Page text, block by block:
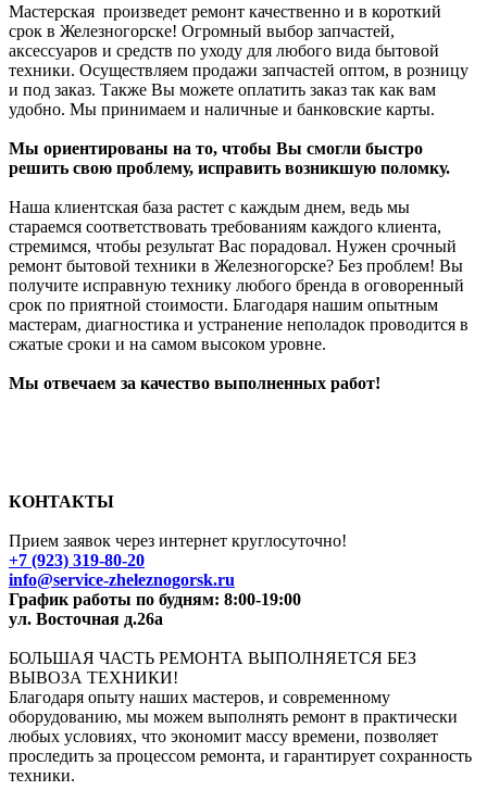
Мастерская произведет ремонт качественно и в короткий
срок в Железногорске! Огромный выбор запчастей,
аксессуаров и средств по уходу для любого вида бытовой
техники. Осуществляем продажи запчастей оптом, в розницу
и под заказ. Также Вы можете оплатить заказ так как вам
удобно. Мы принимаем и наличные и банковские карты.
Мы ориентированы на то, чтобы Вы смогли быстро
решить свою проблему, исправить возникшую поломку.
Наша клиентская база растет с каждым днем, ведь мы
стараемся соответствовать требованиям каждого клиента,
стремимся, чтобы результат Вас порадовал. Нужен срочный
ремонт бытовой техники в Железногорске? Без проблем! Вы
получите исправную технику любого бренда в оговоренный
срок по приятной стоимости. Благодаря нашим опытным
мастерам, диагностика и устранение неполадок проводится в
сжатые сроки и на самом высоком уровне.
Мы отвечаем за качество выполненных работ!
КОНТАКТЫ
Прием заявок через интернет круглосуточно!
+7 (923) 319-80-20
info@service-zheleznogorsk.ru
График работы по будням: 8:00-19:00
ул. Восточная д.26а
БОЛЬШАЯ ЧАСТЬ РЕМОНТА ВЫПОЛНЯЕТСЯ БЕЗ
ВЫВОЗА ТЕХНИКИ!
Благодаря опыту наших мастеров, и современному
оборудованию, мы можем выполнять ремонт в практически
любых условиях, что экономит массу времени, позволяет
проследить за процессом ремонта, и гарантирует сохранность
техники.